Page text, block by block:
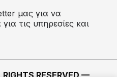
μας για να
τις υπηρεσίες και